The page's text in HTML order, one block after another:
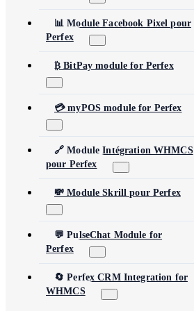
📊 Module Facebook Pixel pour
Perfex
₿ BitPay module for Perfex
💳 myPOS module for Perfex
🔗 Module Intégration WHMCS
pour Perfex
💸 Module Skrill pour Perfex
💬 PulseChat Module for
Perfex
🔄 Perfex CRM Integration for
WHMCS